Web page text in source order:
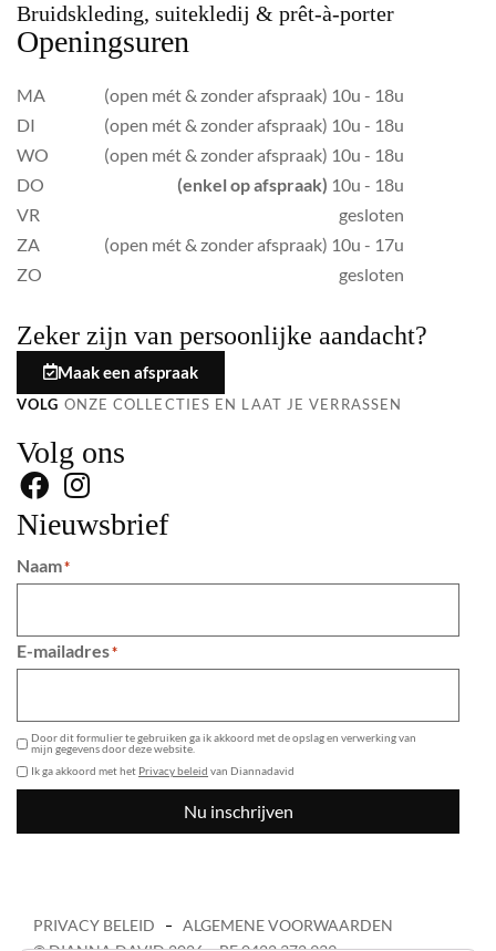
Bruidskleding, suitekledij & prêt-à-porter
Openingsuren
MA
(open mét & zonder afspraak) 10u - 18u
DI
(open mét & zonder afspraak) 10u - 18u
WO
(open mét & zonder afspraak) 10u - 18u
DO
(enkel op afspraak) 10u - 18u
VR
gesloten
ZA
(open mét & zonder afspraak) 10u - 17u
ZO
gesloten
Zeker zijn van persoonlijke aandacht?
Maak een afspraak
VOLG ONZE COLLECTIES EN LAAT JE VERRASSEN
Volg ons
Nieuwsbrief
Naam*
E-mailadres*
Door dit formulier te gebruiken ga ik akkoord met de opslag en verwerking van
mijn gegevens door deze website.
Ik ga akkoord met het Privacy beleid van Diannadavid
Nu inschrijven
PRIVACY BELEID
ALGEMENE VOORWAARDEN